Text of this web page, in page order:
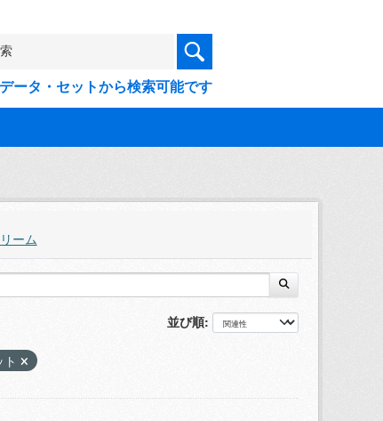
ータ・セットから検索可能です
ーム
並び順